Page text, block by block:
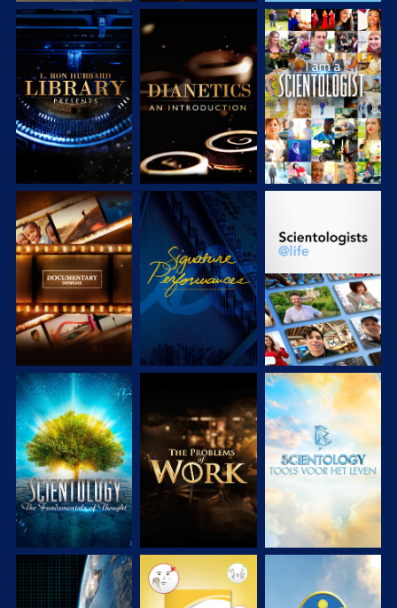
VERKEN DE SERIE VERKEN DE SERIE KIJK
VERKEN DE SERIE KIJK VERKEN DE SERIE
VERKEN DE SERIE VERKEN DE SERIE VERKEN DE SERIE